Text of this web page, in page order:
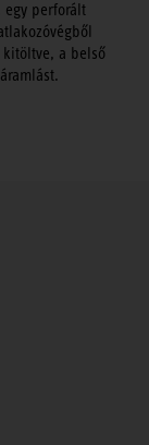
egy perforált
a belső